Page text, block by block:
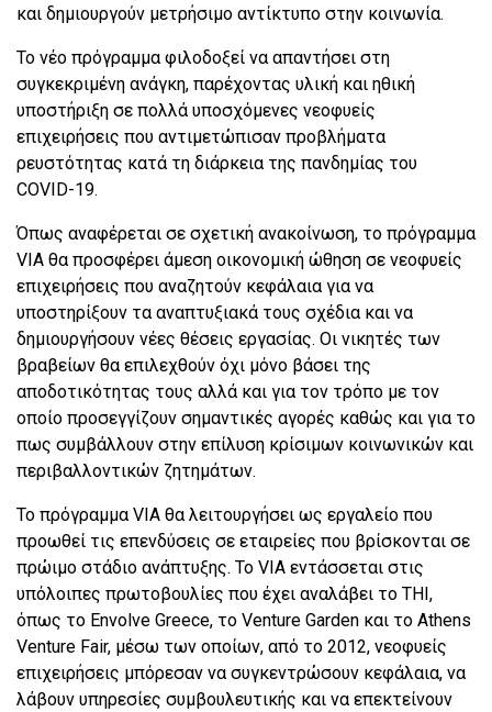
και δημιουργούν μετρήσιμο αντίκτυπο στην κοινωνία.
Το νέο πρόγραμμα φιλοδοξεί να απαντήσει στη
συγκεκριμένη ανάγκη, παρέχοντας υλική και ηθική
υποστήριξη σε πολλά υποσχόμενες νεοφυείς
επιχειρήσεις που αντιμετώπισαν προβλήματα
ρευστότητας κατά τη διάρκεια της πανδημίας του
COVID-19.
Όπως αναφέρεται σε σχετική ανακοίνωση, τo πρόγραμμα
VIA θα προσφέρει άμεση οικονομική ώθηση σε νεοφυείς
επιχειρήσεις που αναζητούν κεφάλαια για να
υποστηρίξουν τα αναπτυξιακά τους σχέδια και να
δημιουργήσουν νέες θέσεις εργασίας. Oι νικητές των
βραβείων θα επιλεχθούν όχι μόνο βάσει της
αποδοτικότητας τους αλλά και για τον τρόπο με τον
οποίο προσεγγίζουν σημαντικές αγορές καθώς και για το
πως συμβάλλουν στην επίλυση κρίσιμων κοινωνικών και
περιβαλλοντικών ζητημάτων.
Το πρόγραμμα VIA θα λειτουργήσει ως εργαλείο που
προωθεί τις επενδύσεις σε εταιρείες που βρίσκονται σε
πρώιμο στάδιο ανάπτυξης. Το VIA εντάσσεται στις
υπόλοιπες πρωτοβουλίες που έχει αναλάβει το THI,
όπως το Envolve Greece, το Venture Garden και το Athens
Venture Fair, μέσω των οποίων, από το 2012, νεοφυείς
επιχειρήσεις μπόρεσαν να συγκεντρώσουν κεφάλαια, να
λάβουν υπηρεσίες συμβουλευτικής και να επεκτείνουν